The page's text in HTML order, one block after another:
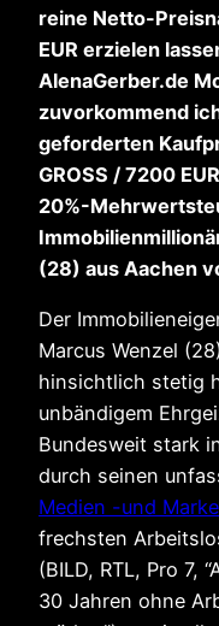
reine Netto-
EUR erzielen
AlenaGerber.de
zuvorkommend
geforderten
GROSS / 7200
20%-
(28) aus Aachen
Der
Marcus Wenzel
hinsichtlich stetig
unbändigem
Bundesweit stark
durch seinen
Medien -und
frechsten
(BILD, RTL, Pro 7,
30 Jahren ohne